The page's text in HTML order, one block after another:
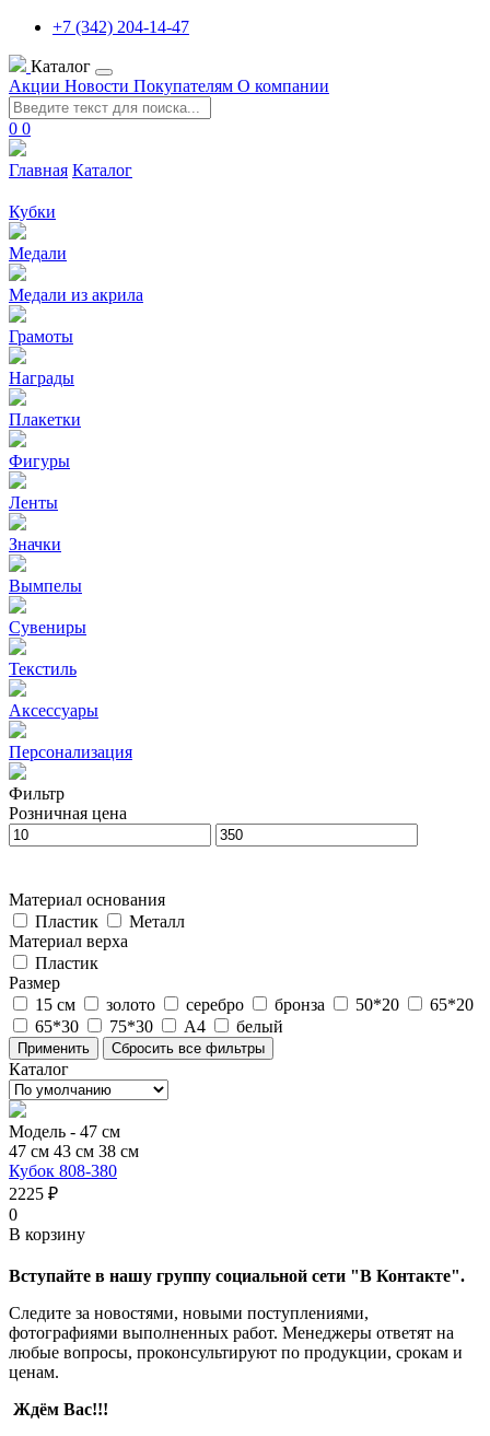
+7 (342) 204-14-47
Каталог
Акции Новости Покупателям О компании
0 0
Главная Каталог
Кубки
Медали
Медали из акрила
Грамоты
Награды
Плакетки
Фигуры
Ленты
Значки
Вымпелы
Сувениры
Текстиль
Аксессуары
Персонализация
Фильтр
Розничная цена
Материал основания
Пластик
Металл
Материал верха
Пластик
Размер
15 см
золото серебро бронза 50*20
65*20
65*30
75*30 А4 белый
Каталог
Модель - 47 см
47 см 43 см 38 см
Кубок 808-380
2225 ₽
0
В корзину
Вступайте в нашу группу социальной сети "В Контакте".
Следите за новостями, новыми поступлениями,
фотографиями выполненных работ. Менеджеры ответят на
любые вопросы, проконсультируют по продукции, срокам и
ценам.
Ждём Вас!!!